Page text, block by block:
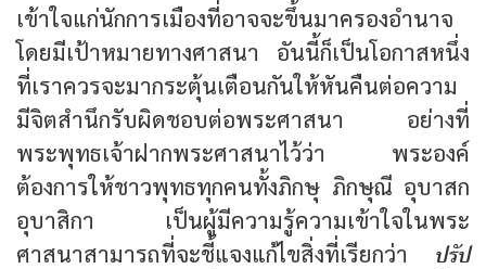
เข้าใจแก่นักการเมืองที่อาจจะขึ้นมาครองอำนาจ
โดยมีเป้าหมายทางศาสนา อันนี้ก็เป็นโอกาสหนึ่ง
ที่เราควรจะมากระตุ้นเตือนกันให้หันคืนต่อความ
มีจิตสำนึกรับผิดชอบต่อพระศาสนา อย่างที่
พระพุทธเจ้าฝากพระศาสนาไว้ว่า พระองค์
ต้องการให้ชาวพุทธทุกคนทั้งภิกษุ ภิกษุณี อุบาสก
อุบาสิกา เป็นผู้มีความรู้ความเข้าใจในพระ
ศาสนาสามารถที่จะชี้แจงแก้ไขสิ่งที่เรียกว่า ปรัป